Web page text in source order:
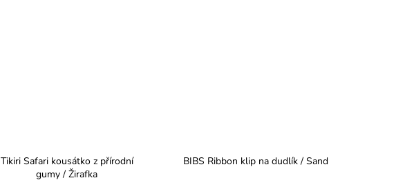
Tikiri Safari kousátko z přírodní
gumy / Žirafka
BIBS Ribbon klip na dudlík / Sand